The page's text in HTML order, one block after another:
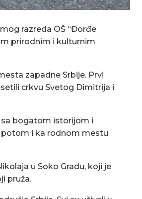
razreda OŠ “Đorđe
prirodnim i kulturnim
zapadne Srbije. Prvi
crkvu Svetog Dimitrija i
sa bogatom istorijom i
potom i ka rodnom mestu
u Soko Gradu, koji je
pruža.